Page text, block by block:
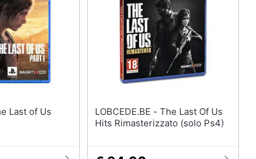
LOBCEDE.BE - The Last Of Us
Hits Rimasterizzato (solo Ps4)